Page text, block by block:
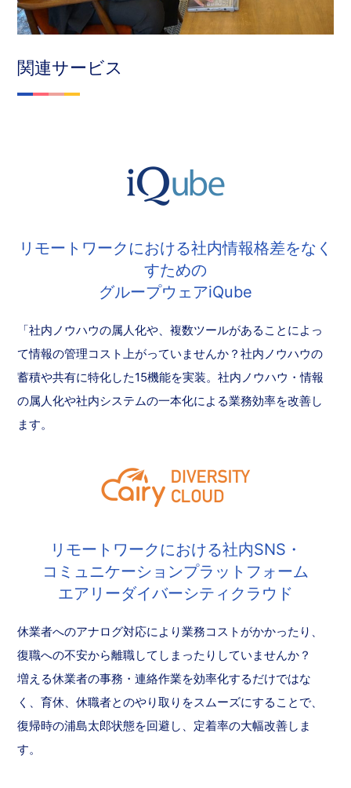
関連サービス
リモートワークにおける社内情報格差をなく
すための
グループウェアiQube
「社内ノウハウの属人化や、複数ツールがあることによっ
て情報の管理コスト上がっていませんか？社内ノウハウの
蓄積や共有に特化した15機能を実装。社内ノウハウ・情報
の属人化や社内システムの一本化による業務効率を改善し
ます。
リモートワークにおける社内SNS・
コミュニケーションプラットフォーム
エアリーダイバーシティクラウド
休業者へのアナログ対応により業務コストがかかったり、
復職への不安から離職してしまったりしていませんか？
増える休業者の事務・連絡作業を効率化するだけではな
く、育休、休職者とのやり取りをスムーズにすることで、
復帰時の浦島太郎状態を回避し、定着率の大幅改善しま
す。